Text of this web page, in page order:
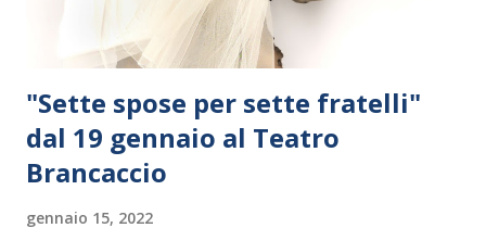
"Sette spose per sette fratelli"
dal 19 gennaio al Teatro
Brancaccio
gennaio 15, 2022